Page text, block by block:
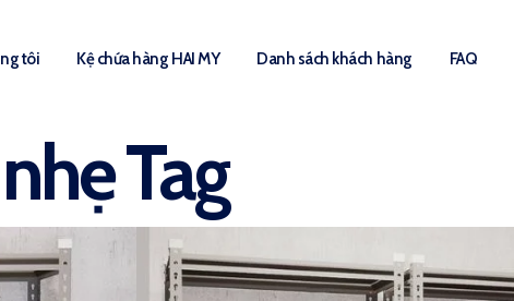
tôi Kệ chứa hàng HAI MY Danh sách khách hàng FAQ
Tag